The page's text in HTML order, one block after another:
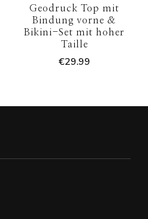
Geodruck Top mit
Bindung vorne &
Bikini-Set mit hoher
Taille
€29.99